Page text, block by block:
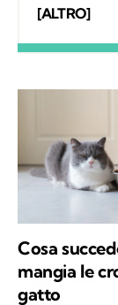
con una
Nel 2013
Minturno
[ALTRO]
Cosa
mangia le
gatto